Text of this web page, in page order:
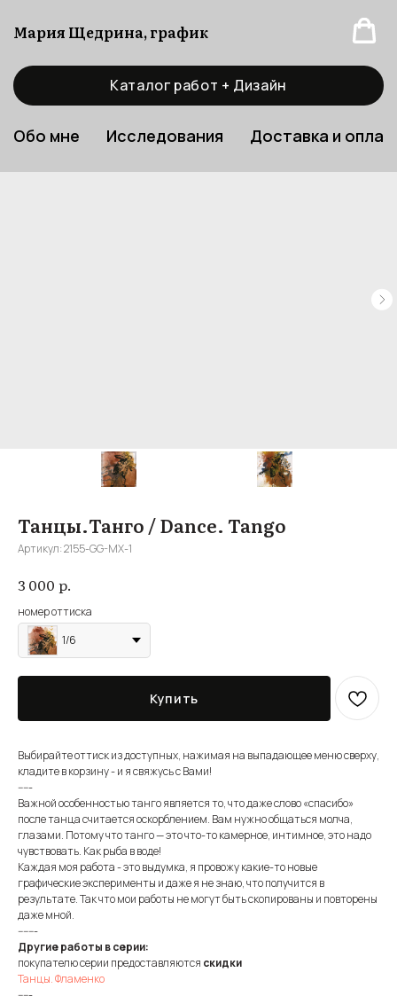
Мария Щедрина, график
Каталог работ + Дизайн
Обо мне Исследования Доставка и
Танцы.Танго / Dance. Tango
Артикул:2155-GG-MX-1
3 000 р.
номер оттиска
1/6
Купить
Выбирайте оттиск из доступных, нажимая на выпадающее меню сверху,
кладите в корзину - и я свяжусь с Вами!
-----
Важной особенностью танго является то, что даже слово «спасибо»
после танца считается оскорблением. Вам нужно общаться молча,
глазами. Потому что танго — это что-то камерное, интимное, это надо
чувствовать. Как рыба в воде!
Каждая моя работа - это выдумка, я провожу какие-то новые
графические эксперименты и даже я не знаю, что получится в
результате. Так что мои работы не могут быть скопированы и повторены
даже мной.
-------
Другие работы в серии:
покупателю серии предоставляются скидки
Танцы. Фламенко
-----